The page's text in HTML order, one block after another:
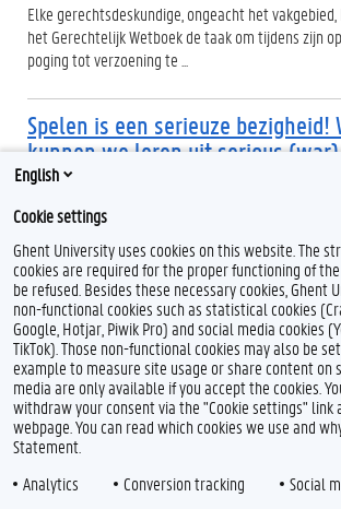
Elke gerechtsdeskundige, ongeacht het
het Gerechtelijk Wetboek de taak om tijdens zijn
poging tot verzoening te ...
Spelen is een serieuze bezigheid!
kunnen we leren uit serious
In alle aspecten van inlichtingenwerk, zowel in het
militaire domein, staan onvoorspelbaarheid en
tegenover de noodzaak van snelle ...
Feedback
Privacy
Disclaimer
Toegankelijkheid
English
Cookie settings
Ghent University uses cookies on this website. The
cookies are required for the proper functioning of
be refused. Besides these necessary cookies, Ghent
non-functional cookies such as statistical cookies
Google, Hotjar, Piwik Pro) and social media cookies
TikTok). Those non-functional cookies may also be
example to measure site usage or share content on
media are only available if you accept the cookies.
withdraw your consent via the "Cookie settings"
webpage. You can read which cookies we use and
Statement.
Analytics
Conversion tracking
Social